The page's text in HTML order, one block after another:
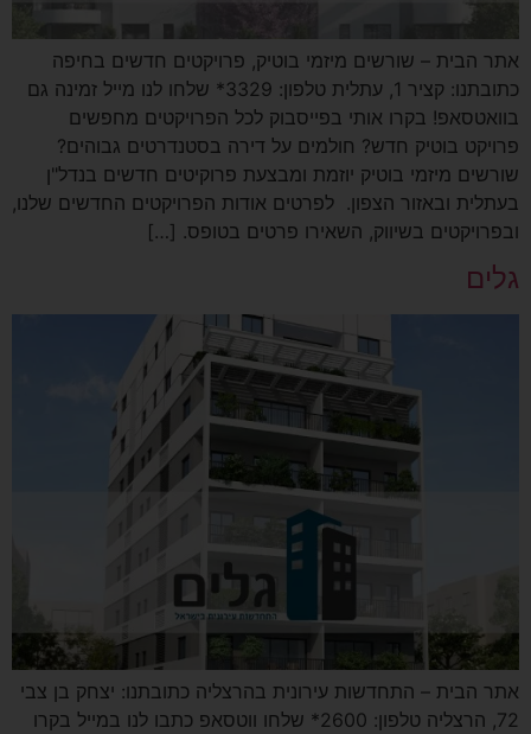
אתר הבית – שורשים מיזמי בוטיק, פרויקטים חדשים בחיפה
כתובתנו: קציר 1, עתלית טלפון: 3329* שלחו לנו מייל זמינה גם
בוואטסאפ! בקרו אותי בפייסבוק לכל הפרויקטים מחפשים
פרויקט בוטיק חדש? חולמים על דירה בסטנדרטים גבוהים?
שורשים מיזמי בוטיק יוזמת ומבצעת פרוקיטים חדשים בנדל"ן
בעתלית ובאזור הצפון. לפרטים אודות הפרויקטים החדשים שלנו,
ובפרויקטים בשיווק, השאירו פרטים בטופס. […]
גלים
אתר הבית – התחדשות עירונית בהרצליה כתובתנו: יצחק בן צבי
72, הרצליה טלפון: 2600* שלחו ווטסאפ כתבו לנו במייל בקרו